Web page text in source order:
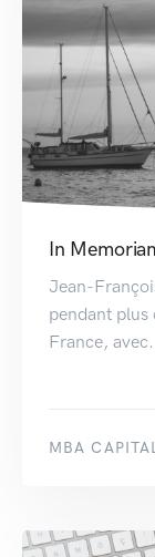
In
Jean-
pendant plus
France,
MBA